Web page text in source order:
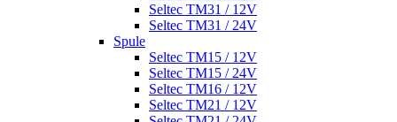
Seltec TM31 / 12V
Seltec TM31 / 24V
Spule
Seltec TM15 / 12V
Seltec TM15 / 24V
Seltec TM16 / 12V
Seltec TM21 / 12V